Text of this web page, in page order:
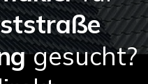
gesucht?